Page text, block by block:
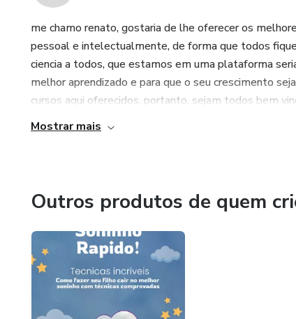
me chamo renato, gostaria de lhe oferecer os
pessoal e intelectualmente, de forma que todos
ciencia a todos, que estamos em uma plataforma
melhor aprendizado e para que o seu crescimento
cursos aqui oferecidos, portanto, sejam todos bem
Mostrar mais
Outros produtos de quem